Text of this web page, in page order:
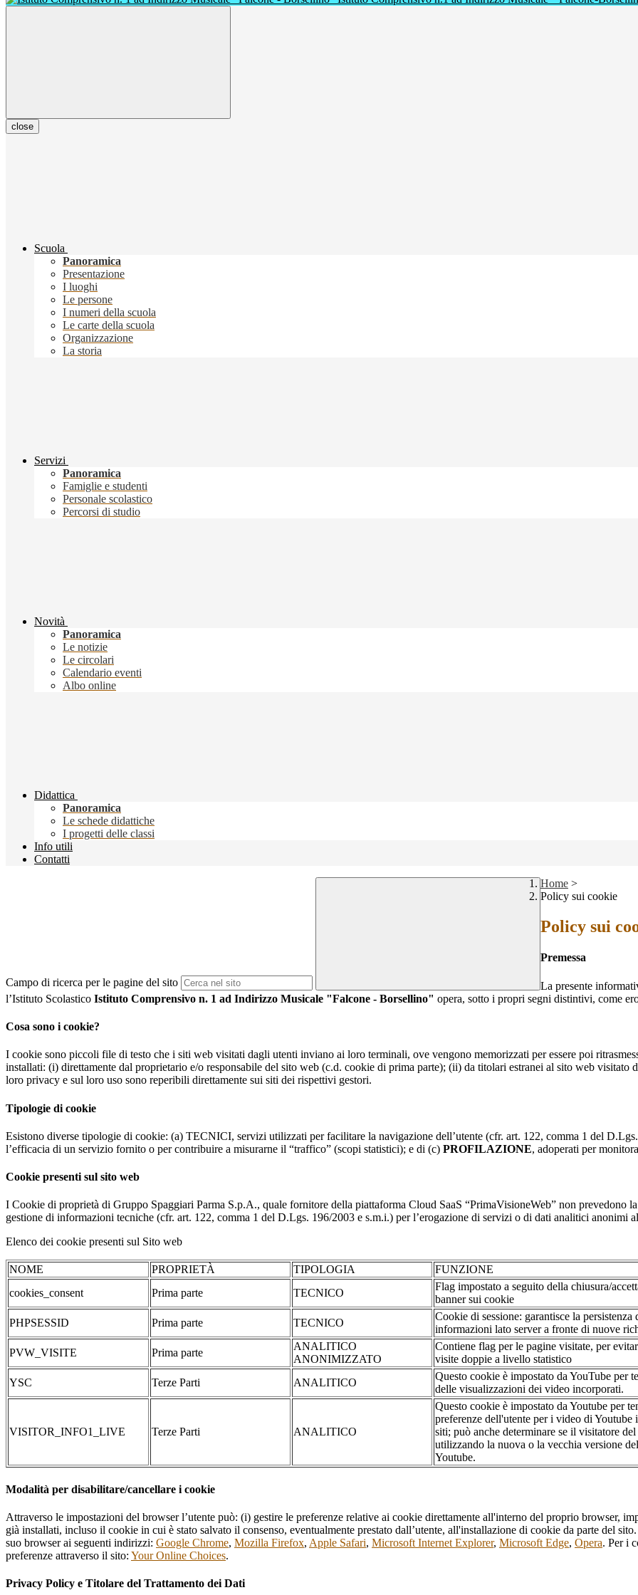
close
Scuola
Panoramica
Presentazione
I luoghi
Le persone
I numeri della scuola
Le carte della scuola
Organizzazione
La storia
Servizi
Panoramica
Famiglie e studenti
Personale scolastico
Percorsi di studio
Novità
Panoramica
Le notizie
Le circolari
Calendario eventi
Albo online
Didattica
Panoramica
Le schede didattiche
I progetti delle classi
Info utili
Contatti
Campo di ricerca per le pagine del sito
Home >
Policy sui cookie
Policy sui
Premessa
La presente
l’Istituto Scolastico Istituto Comprensivo n. 1 ad Indirizzo Musicale "Falcone - Borsellino" opera, sotto i propri segni distintivi, come
Cosa sono i cookie?
I cookie sono piccoli file di testo che i siti web visitati dagli utenti inviano ai loro terminali, ove vengono memorizzati per essere poi
installati: (i) direttamente dal proprietario e/o responsabile del sito web (c.d. cookie di prima parte); (ii) da titolari estranei al sito web
loro privacy e sul loro uso sono reperibili direttamente sui siti dei rispettivi gestori.
Tipologie di cookie
Esistono diverse tipologie di cookie: (a) TECNICI, servizi utilizzati per facilitare la navigazione dell’utente (cfr. art. 122, comma 1 del
l’efficacia di un servizio fornito o per contribuire a misurarne il “traffico” (scopi statistici); e di (c) PROFILAZIONE, adoperati per
Cookie presenti sul sito web
I Cookie di proprietà di Gruppo Spaggiari Parma S.p.A., quale fornitore della piattaforma Cloud SaaS “PrimaVisioneWeb” non prevedono
gestione di informazioni tecniche (cfr. art. 122, comma 1 del D.Lgs. 196/2003 e s.m.i.) per l’erogazione di servizi o di dati analitici anonimi
Elenco dei cookie presenti sul Sito web
NOME PROPRIETÀ TIPOLOGIA
FUNZIONE
cookies_consent
Prima parte TECNICO
Flag impostato a seguito della chiusura/
banner sui cookie
PHPSESSID
Prima parte TECNICO
Cookie di sessione: garantisce la persistenza
informazioni lato server a fronte di nuove
PVW_VISITE
Prima parte
ANALITICO
ANONIMIZZATO
Contiene flag per le pagine visitate, per
visite doppie a livello statistico
YSC
Terze Parti ANALITICO
Questo cookie è impostato da YouTube per
delle visualizzazioni dei video incorporati.
VISITOR_INFO1_LIVE Terze Parti ANALITICO
Questo cookie è impostato da Youtube per
preferenze dell'utente per i video di Youtube
siti; può anche determinare se il visitatore
utilizzando la nuova o la vecchia versione
Youtube.
Modalità per disabilitare/cancellare i cookie
Attraverso le impostazioni del browser l’utente può: (i) gestire le preferenze relative ai cookie direttamente all'interno del proprio browser,
già installati, incluso il cookie in cui è stato salvato il consenso, eventualmente prestato dall’utente, all'installazione di cookie da parte del
suo browser ai seguenti indirizzi: Google Chrome, Mozilla Firefox, Apple Safari, Microsoft Internet Explorer, Microsoft Edge, Opera. Per i
preferenze attraverso il sito: Your Online Choices.
Privacy Policy e Titolare del Trattamento dei Dati